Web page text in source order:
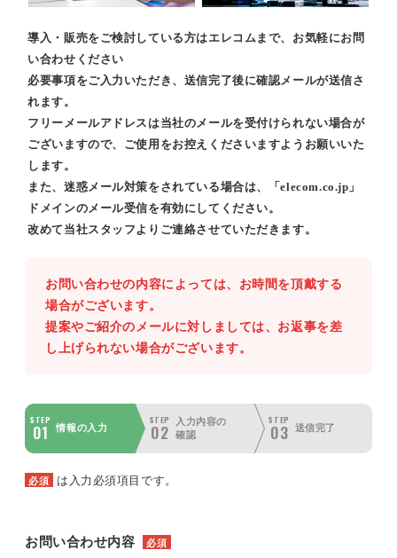
導入・販売をご検討している方はエレコムまで、お気軽にお問
い合わせください
必要事項をご入力いただき、送信完了後に確認メールが送信さ
れます。
フリーメールアドレスは当社のメールを受付けられない場合が
ございますので、ご使用をお控えくださいますようお願いいた
します。
また、迷惑メール対策をされている場合は、「elecom.co.jp」
ドメインのメール受信を有効にしてください。
改めて当社スタッフよりご連絡させていただきます。
お問い合わせの内容によっては、お時間を頂戴する
場合がございます。
提案やご紹介のメールに対しましては、お返事を差
し上げられない場合がございます。
STEP
01 情報の入力
STEP
02
入力内容の
確認
STEP
03 送信完了
必須 は入力必須項目です。
お問い合わせ内容 必須